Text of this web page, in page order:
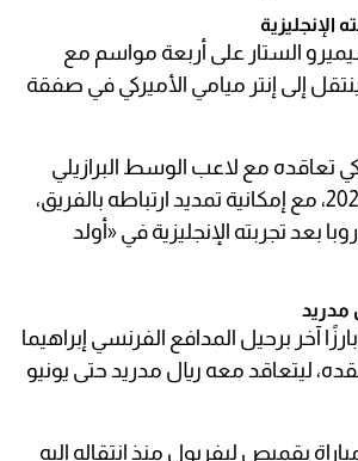
الإنجليزية
الستار على أربعة مواسم مع
إلى إنتر ميامي الأميركي في صفقة
تعاقده مع لاعب الوسط البرازيلي
حتى نهاية موسم 2027، مع إمكانية تمديد ارتباطه بالفريق،
بعد تجربته الإنجليزية في «أولد
مدريد
آخر برحيل المدافع الفرنسي إبراهيما
ليتعاقد معه ريال مدريد حتى يونيو
كوناتي 183 مباراة بقميص ليفربول منذ انتقاله إليه